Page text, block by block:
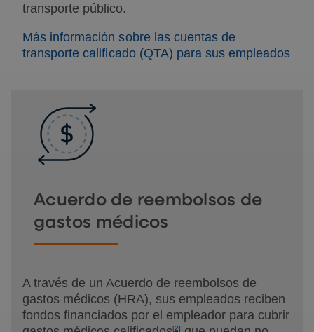
transporte público.
Más información sobre las cuentas de
transporte calificado (QTA) para sus empleados
Acuerdo de reembolsos de
gastos médicos
A través de un Acuerdo de reembolsos de
gastos médicos (HRA), sus empleados reciben
fondos financiados por el empleador para cubrir
[2]